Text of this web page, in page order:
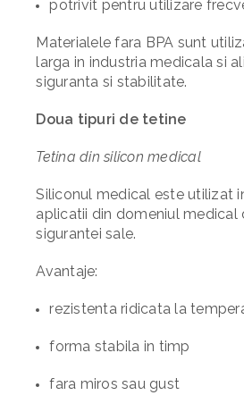
potrivit pentru utilizare
Materialele fara BPA sunt
larga in industria medicala si
siguranta si stabilitate.
Doua tipuri de tetine
Tetina din silicon medical
Siliconul medical este utilizat
aplicatii din domeniul medical
sigurantei sale.
Avantaje:
rezistenta ridicata la
forma stabila in timp
fara miros sau gust